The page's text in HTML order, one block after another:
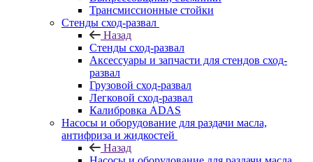
Трансмиссионные стойки
Стенды сход-развал
Назад
Стенды сход-развал
Аксессуары и запчасти для стендов сход-
развал
Грузовой сход-развал
Легковой сход-развал
Калибровка ADAS
Насосы и оборудование для раздачи масла,
антифриза и жидкостей
Назад